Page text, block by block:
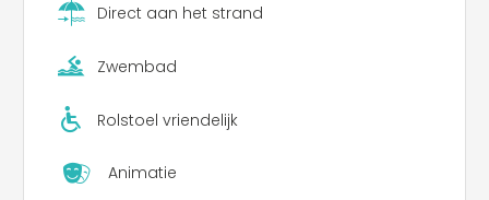
Direct aan het strand
Zwembad
Rolstoel vriendelijk
Animatie